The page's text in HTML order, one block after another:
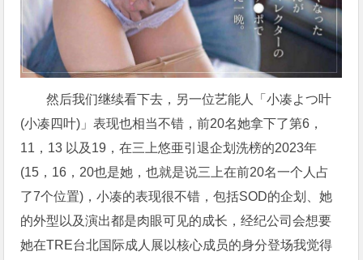
然后我们继续看下去，另一位艺能人「小凑よつ叶
(小凑四叶)」表现也相当不错，前20名她拿下了第6，
11，13 以及19，在三上悠亜引退企划洗榜的2023年
(15，16，20也是她，也就是说三上在前20名一个人占
了7个位置)，小凑的表现很不错，包括SOD的企划、她
的外型以及演出都是肉眼可见的成长，经纪公司会想要
她在TRE台北国际成人展以核心成员的身分登场我觉得